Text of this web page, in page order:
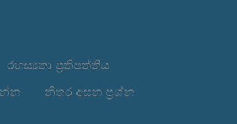
රහස්‍යතා ප්‍රතිපත්තිය
නිතර අසන ප්‍රශ්න